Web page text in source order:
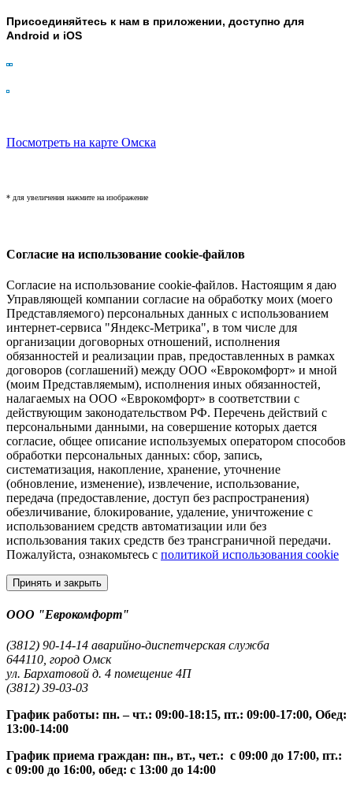
Присоединяйтесь к нам в приложении, доступно для
Android и iOS
Посмотреть на карте Омска
* для увеличения нажмите на изображение
Согласие на использование cookie-файлов
Согласие на использование cookie-файлов. Настоящим я даю
Управляющей компании согласие на обработку моих (моего
Представляемого) персональных данных с использованием
интернет-сервиса "Яндекс-Метрика", в том числе для
организации договорных отношений, исполнения
обязанностей и реализации прав, предоставленных в рамках
договоров (соглашений) между ООО «Еврокомфорт» и мной
(моим Представляемым), исполнения иных обязанностей,
налагаемых на ООО «Еврокомфорт» в соответствии с
действующим законодательством РФ. Перечень действий с
персональными данными, на совершение которых дается
согласие, общее описание используемых оператором способов
обработки персональных данных: сбор, запись,
систематизация, накопление, хранение, уточнение
(обновление, изменение), извлечение, использование,
передача (предоставление, доступ без распространения)
обезличивание, блокирование, удаление, уничтожение с
использованием средств автоматизации или без
использования таких средств без трансграничной передачи.
Пожалуйста, ознакомьтесь с политикой использования cookie
Принять и закрыть
ООО "Еврокомфорт"
(3812) 90-14-14 аварийно-диспетчерская служба
644110, город Омск
ул. Бархатовой д. 4 помещение 4П
(3812) 39-03-03
График работы: пн. – чт.: 09:00-18:15, пт.: 09:00-17:00, Обед:
13:00-14:00
График приема граждан: пн., вт., чет.: с 09:00 до 17:00, пт.:
с 09:00 до 16:00, обед: с 13:00 до 14:00